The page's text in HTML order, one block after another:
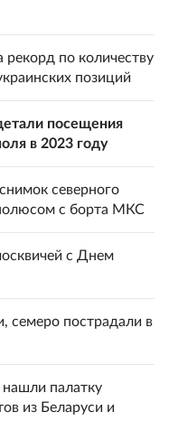
по количеству
позиций
посещения
в 2023 году
северного
с борта МКС
с Днем
семеро пострадали в
палатку
из Беларуси и